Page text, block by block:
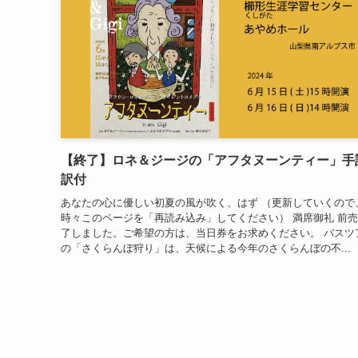
【終了】ロネ＆ジージの「アフタヌーンティー」手
訳付
あなたの心に優しい初夏の風が吹く、はず （更新していくので
時々このページを「再読み込み」してください） 満席御礼 前
了しました。ご希望の方は、当日券をお求めください。 バスツ
の「さくらんぼ狩り」は、天候による今年のさくらんぼの不...